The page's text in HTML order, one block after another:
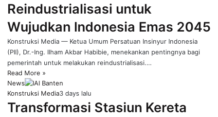
Reindustrialisasi untuk
Wujudkan Indonesia Emas 2045
Konstruksi Media — Ketua Umum Persatuan Insinyur Indonesia
(PII), Dr.-Ing. Ilham Akbar Habibie, menekankan pentingnya bagi
pemerintah untuk melakukan reindustrialisasi.…
Read More »
News
Konstruksi Media3 days lalu
Transformasi Stasiun Kereta